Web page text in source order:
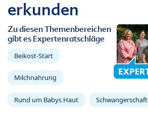
erkunden
Zu diesen Themenbereichen
gibt es Expertenratschläge
Beikost-Start
Milchnahrung
Rund um Babys Haut Schwangerschaft